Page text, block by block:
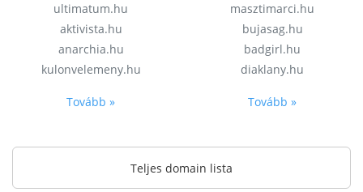
ultimatum.hu
aktivista.hu
anarchia.hu
kulonvelemeny.hu
Tovább »
masztimarci.hu
bujasag.hu
badgirl.hu
diaklany.hu
Tovább »
Teljes domain lista